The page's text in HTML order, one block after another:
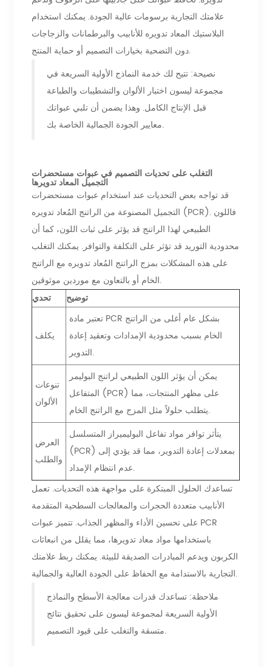
علامتك التجارية برسومات عالية الجودة. يمكنك استخدام
البلاستيك المعاد تدويره للأنابيب والبرطمانات والزجاجات
دون التضحية بخيارات التصميم أو حماية المنتج.
نصيحة: تتيح لك خدمة النماذج الأولية السريعة في
مجموعة ليسون اختبار الألوان والتشطيبات والطباعة
قبل الإنتاج الكامل. وهذا يضمن أن تلبي عبواتك
معايير الجودة الجمالية الخاصة بك.
التغلب على تحديات التصميم في عبوات مستحضرات
التجميل المعاد تدويرها
قد تواجه بعض التحديات عند استخدام عبوات مستحضرات
التجميل المصنوعة من الراتنج المُعاد تدويره (PCR). فاللون
الطبيعي لهذا الراتنج قد يؤثر على ثبات اللون، كما أن
محدودية التوريد قد تؤثر على التكلفة والتوافر. يمكنك التغلب
على هذه المشكلات بمزج الراتنج المُعاد تدويره مع الراتنج
الخام أو بالتعاون مع موردين موثوقين.
تحدي
توضيح
يكلف
تعتبر مادة PCR بشكل عام أغلى من الراتنج
الخام بسبب محدودية الإمدادات وتعقيد إعادة
التدوير.
تنوعات
الألوان
يمكن أن يؤثر اللون الطبيعي لراتنج البوليمر
المتفاعل (PCR) على مظهر المنتجات، مما
يتطلب حلولاً مثل المزج مع الراتنج الخام.
العرض
والطلب
يتأثر توافر مواد تفاعل البوليميراز المتسلسل
(PCR) بمعدلات إعادة التدوير، مما قد يؤدي إلى
عدم انتظام الإمداد.
تساعدك الحلول المبتكرة على مواجهة هذه التحديات. تعمل
الأنابيب متعددة الحجرات والمعالجات السطحية المتقدمة
على تحسين الأداء والمظهر الجذاب. تتميز عبوات PCR
باستخدامها مواد معاد تدويرها، مما يقلل من انبعاثات
الكربون ويدعم المبادرات الصديقة للبيئة. يمكنك ربط علامتك
التجارية بالاستدامة مع الحفاظ على الجودة العالية والجمالية.
ملاحظة: تساعدك قدرات معالجة الأسطح والنماذج
الأولية السريعة لمجموعة ليسون على تحقيق نتائج
متسقة والتغلب على قيود التصميم.